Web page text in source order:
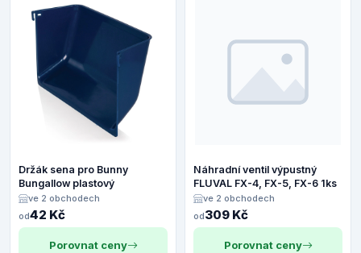
Držák sena pro Bunny
Bungallow plastový
ve 2 obchodech
od42 Kč
Porovnat ceny
Náhradní ventil výpustný
FLUVAL FX-4, FX-5, FX-6 1ks
ve 2 obchodech
od309 Kč
Porovnat ceny